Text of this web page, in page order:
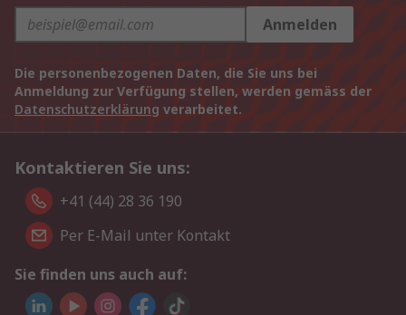
Anmelden
Die personenbezogenen Daten, die Sie uns bei
Anmeldung zur Verfügung stellen, werden gemäss der
Datenschutzerklärung verarbeitet.
Kontaktieren Sie uns:
+41 (44) 28 36 190
Per E-Mail unter Kontakt
Sie finden uns auch auf: